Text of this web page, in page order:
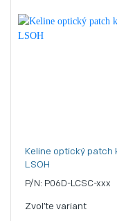
Keline optický patch
LSOH
P/N: P06D-LCSC-xxx
Zvoľte variant